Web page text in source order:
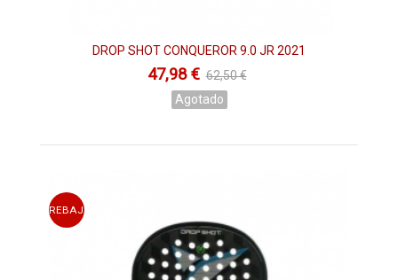
DROP SHOT CONQUEROR 9.0 JR 2021
47,98 € 62,50 €
Agotado
REBAJAS